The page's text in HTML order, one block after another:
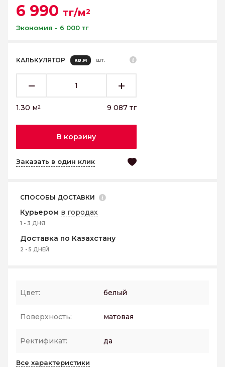
6 990 тг/м2
Экономия - 6 000 тг
КАЛЬКУЛЯТОР кв.м шт.
1.30 м2 9 087 тг
В корзину
Заказать в один клик
СПОСОБЫ ДОСТАВКИ
Курьером в городах
1 - 3 ДНЯ
Доставка по Казахстану
2 - 5 ДНЕЙ
Цвет: белый
Поверхность: матовая
Ректификат: да
Все характеристики